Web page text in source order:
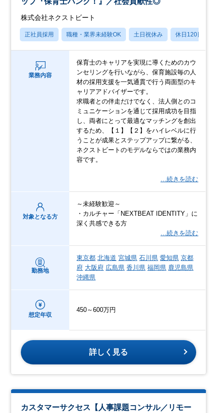
株式会社ネクストビート
正社員採用 職種・業界未経験OK 土日祝休み 休日120日以上
業務内容
保育士のキャリアを実現に導くためのカウ
ンセリングを行いながら、保育施設毎の人
材の採用支援を一気通貫で行う両面型のキ
ャリアアドバイザーです。
求職者との伴走だけでなく、法人側とのコ
ミュニケーションを通じて採用成功を目指
し、両者にとって最適なマッチングを創出
するため、【１】【２】をハイレベルに行
うことが成果とステップアップに繋がる、
ネクストビートのモデルならではの業務内
容です。
…続きを読む
対象となる方
～未経験歓迎～
・カルチャー「NEXTBEAT IDENTITY」に
深く共感できる方
…続きを読む
勤務地
東京都 北海道 宮城県 石川県 愛知県 京都
府 大阪府 広島県 香川県 福岡県 鹿児島県
沖縄県
想定年収
450～600万円
詳しく見る
カスタマーサクセス【人事課題コンサル／リモー